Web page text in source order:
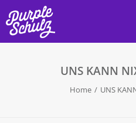
UNS KANN
Home UNS